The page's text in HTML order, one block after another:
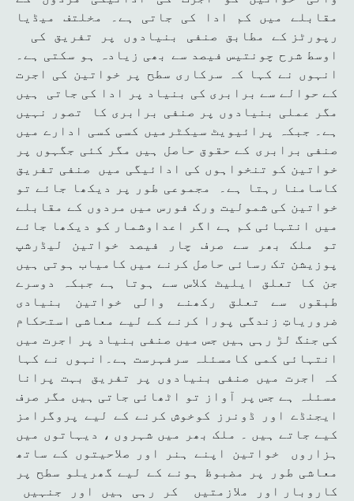
مقابلے میں کم ادا کی جاتی ہے۔ مخلتف میڈیا
رپورٹز کے مطابق صنفی بنیادوں پر تفریق کی
اوسط شرح چونتیس فیصد سے بھی زیادہ ہو سکتی ہے۔
انہوں نے کہا کہ سرکاری سطح پر خواتین کی اجرت
کے حوالے سے برابری کی بنیاد پر ادا کی جاتی ہیں
مگر عملی بنیادوں پر صنفی برابری کا تصور نہیں
ہے۔ جبکہ پرائیویٹ سیکٹرمیں کسی کسی ادارے میں
صنفی برابری کے حقوق حاصل ہیں مگر کئی جگہوں پر
خواتین کو تنخواہوں کی ادائیگی میں صنفی تفریق
کاسامنا رہتا ہے۔ مجموعی طور پر دیکھا جائے تو
خواتین کی شمولیت ورک فورس میں مردوں کے مقابلے
میں انتہائی کم ہے اگر اعداوشمار کو دیکھا جائے
تو ملک بھر سے صرف چار فیصد خواتین لیڈرشپ
پوزیشن تک رسائی حاصل کرنے میں کامیاب ہوتی ہیں
جن کا تعلق ایلیٹ کلاس سے ہوتا ہے جبکہ دوسرے
طبقوں سے تعلق رکھنے والی خواتین بنیادی
ضروریاتِ زندگی پورا کرنے کے لیے معاشی استحکام
کی جنگ لڑ رہی ہیں جس میں صنفی بنیاد پر اجرت میں
انتہائی کمی کامسئلہ سرفہرست ہے۔انہوں نے کہا
کہ اجرت میں صنفی بنیادوں پر تفریق بہت پرانا
مسئلہ ہے جس پر آواز تو اٹھائی جاتی ہیں مگر صرف
ایجنڈے اور ڈونرز کوخوش کرنے کے لیے پروگرامز
کیے جاتے ہیں ۔ ملک بھر میں شہروں ، دیہاتوں میں
ہزاروں خواتین اپنے ہنر اور صلاحیتوں کے ساتھ
معاشی طور پر مضبوظ ہونے کے لیے گھریلو سطح پر
کاروبار اور ملازمتیں کر رہی ہیں اور جنہیں